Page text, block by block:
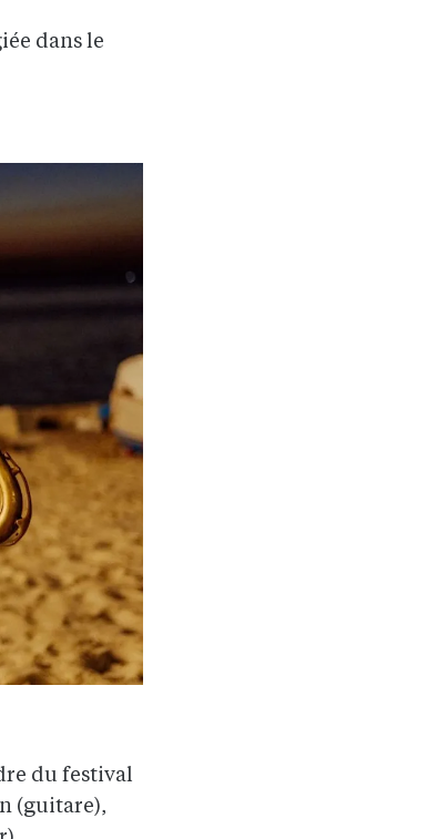
dans le
du festival
(guitare),